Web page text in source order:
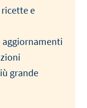
ricette e
aggiornamenti
grande